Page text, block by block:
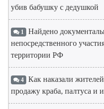
убив бабушку с дедушкой
1 Найдено
непосредственного
территории РФ
4 Как наказали
продажу краба, палтуса и